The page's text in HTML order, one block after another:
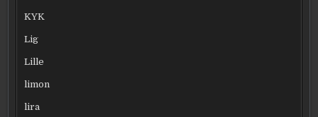
KYK
Lig
Lille
limon
lira